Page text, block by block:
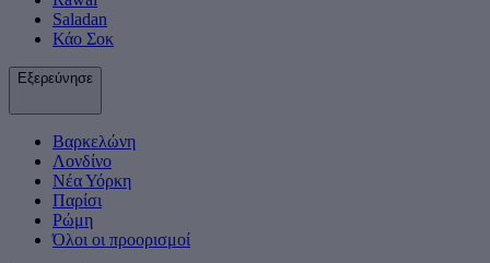
Saladan
Κάο Σοκ
Εξερεύνησε
Βαρκελώνη
Λονδίνο
Νέα Υόρκη
Παρίσι
Ρώμη
Όλοι οι προορισμοί